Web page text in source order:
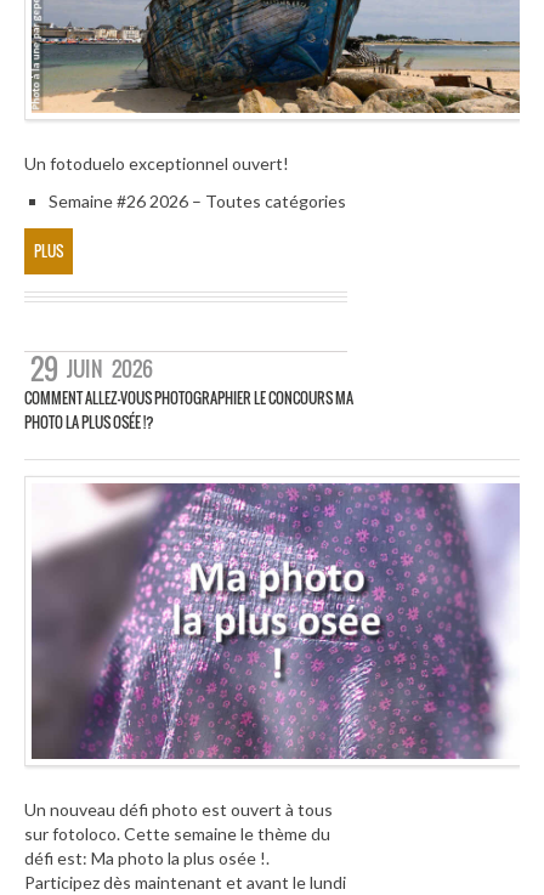
Un fotoduelo exceptionnel ouvert!
Semaine #26 2026 – Toutes catégories
PLUS
29 JUIN 2026
COMMENT ALLEZ-VOUS PHOTOGRAPHIER LE CONCOURS MA
PHOTO LA PLUS OSÉE !?
Un nouveau défi photo est ouvert à tous
sur fotoloco. Cette semaine le thème du
défi est: Ma photo la plus osée !.
Participez dès maintenant et avant le lundi